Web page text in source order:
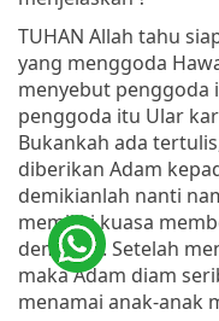
TUHAN Allah tahu
yang menggoda
menyebut penggoda
penggoda itu Ular
Bukankah ada
diberikan Adam
demikianlah nanti
memiliki kuasa
demikian. Setelah
maka Adam diam
menamai anak-anak